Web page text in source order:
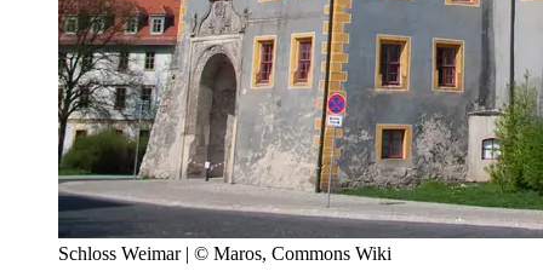
Schloss Weimar | © Maros, Commons Wiki